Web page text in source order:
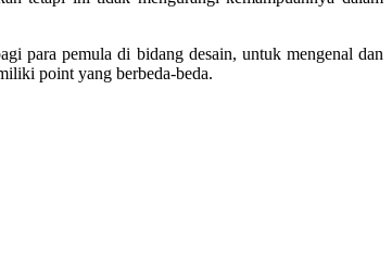
para pemula di bidang desain, untuk mengenal dan
point yang berbeda-beda.